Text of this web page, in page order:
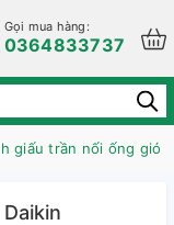
Gọi mua hàng:
0364833737
giấu trần nối ống gió